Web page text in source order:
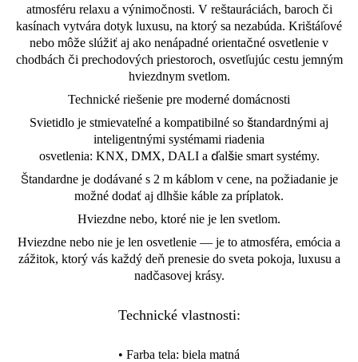
atmosféru relaxu a výnimočnosti. V reštauráciách, baroch či
kasínach vytvára dotyk luxusu, na ktorý sa nezabúda. Krištáľové
nebo môže slúžiť aj ako nenápadné orientačné osvetlenie v
chodbách či prechodových priestoroch, osvetľujúc cestu jemným
hviezdnym svetlom.
Technické riešenie pre moderné domácnosti
Svietidlo je stmievateľné a kompatibilné so štandardnými aj
inteligentnými systémami riadenia
osvetlenia: KNX, DMX, DALI a ďalšie smart systémy.
Štandardne je dodávané s 2 m káblom v cene, na požiadanie je
možné dodať aj dlhšie káble za príplatok.
Hviezdne nebo, ktoré nie je len svetlom.
Hviezdne nebo nie je len osvetlenie — je to atmosféra, emócia a
zážitok, ktorý vás každý deň prenesie do sveta pokoja, luxusu a
nadčasovej krásy.
Technické vlastnosti:
• Farba tela: biela matná